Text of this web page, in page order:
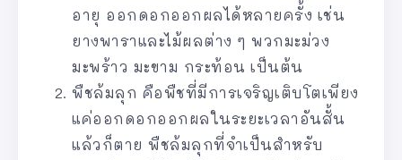
อายุ ออกดอกออกผลได้หลายครั้ง เช่น
ยางพาราและไม้ผลต่าง ๆ พวกมะม่วง
มะพร้าว มะขาม กระท้อน เป็นต้น
พืชล้มลุก คือพืชที่มีการเจริญเติบโตเพียง
แค่ออกดอกออกผลในระยะเวลาอันสั้น
แล้วก็ตาย พืชล้มลุกที่จำเป็นสำหรับ